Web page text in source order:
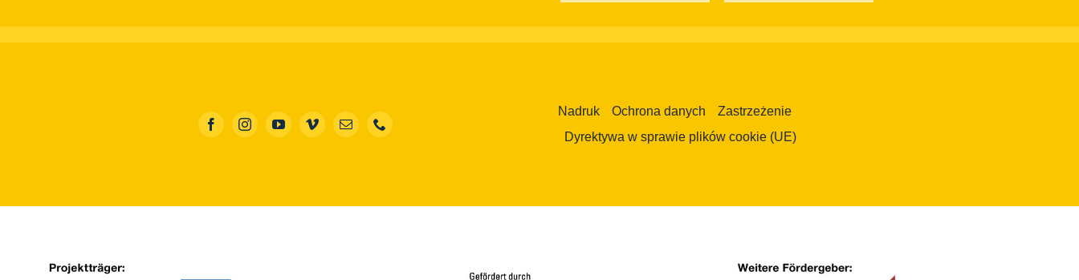
Nadruk Ochrona danych
Zastrzeżenie
Dyrektywa w sprawie plików cookie (UE)